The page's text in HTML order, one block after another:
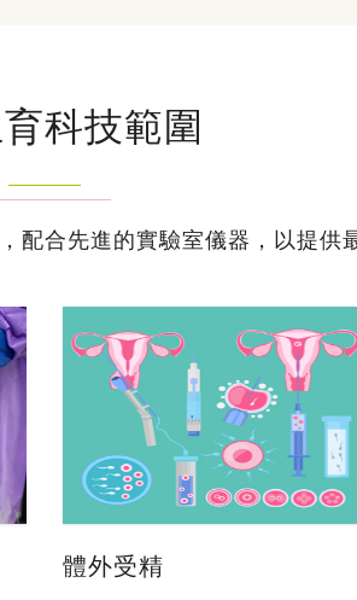
科技範圍
配合先進的實驗室儀器，以提供
體外受精